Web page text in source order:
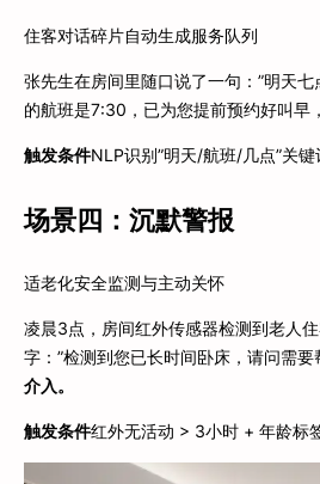
住客对话碎片自动生成服务队列
张先生在房间里随口说了一句：”明天
的航班是7:30，已为您提前预约好叫早
触发条件NLP识别”明天/航班/几点”关
场景四：沉默警报
适老化安全监测与主动关怀
凌晨3点，房间红外传感器检测到老人
字：”检测到您已长时间卧床，请问需要
介入。
触发条件红外无活动 > 3小时 + 年龄标